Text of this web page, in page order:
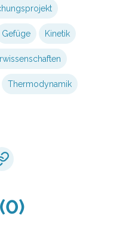
Gefüge Kinetik
Thermodynamik